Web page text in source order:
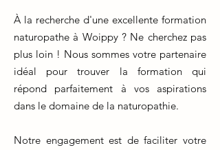
À la recherche d'une excellente formation
naturopathe à Woippy ? Ne cherchez pas
plus loin ! Nous sommes votre partenaire
idéal pour trouver la formation qui
répond parfaitement à vos aspirations
dans le domaine de la naturopathie.
Notre engagement est de faciliter votre